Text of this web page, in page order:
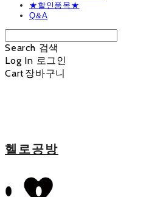
★할인품목★
Q&A
Search 검색
Log In 로그인
Cart장바구니
헬로공방